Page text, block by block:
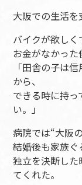
大阪での生活を
バイクが欲しく
お金がなかっ
「田舎の子は
から、
できる時に持
い。」
病院では“大阪
結婚後も家族ぐ
独立を決断し
てくれた。